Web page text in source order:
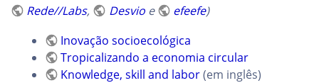
Rede//Labs, Desvioe efeefe)
Inovação socioecológica
Tropicalizando a economia circular
Knowledge, skill and labor(em inglês)